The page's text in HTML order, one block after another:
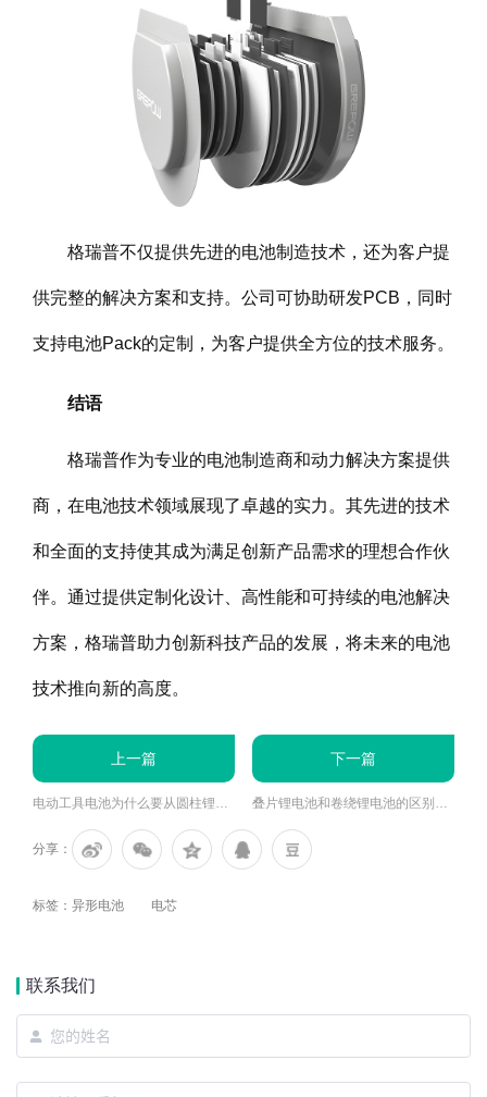
格瑞普不仅提供先进的电池制造技术，还为客户提
供完整的解决方案和支持。公司可协助研发PCB，同时
支持电池Pack的定制，为客户提供全方位的技术服务。
结语
格瑞普作为专业的电池制造商和动力解决方案提供
商，在电池技术领域展现了卓越的实力。其先进的技术
和全面的支持使其成为满足创新产品需求的理想合作伙
伴。通过提供定制化设计、高性能和可持续的电池解决
方案，格瑞普助力创新科技产品的发展，将未来的电池
技术推向新的高度。
上一篇
电动工具电池为什么要从圆柱锂电池转换高倍率软包锂聚合物电池?
下一篇
叠片锂电池和卷绕锂电池的区别是什么？
分享：
标签： 异形电池 电芯
联系我们